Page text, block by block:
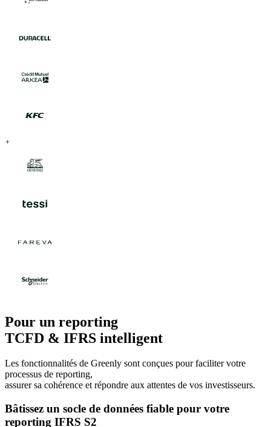
Pour un reporting
TCFD & IFRS intelligent
Les fonctionnalités de Greenly sont conçues pour faciliter votre
processus de reporting,
assurer sa cohérence et répondre aux attentes de vos investisseurs.
Bâtissez un socle de données fiable pour votre
reporting IFRS S2